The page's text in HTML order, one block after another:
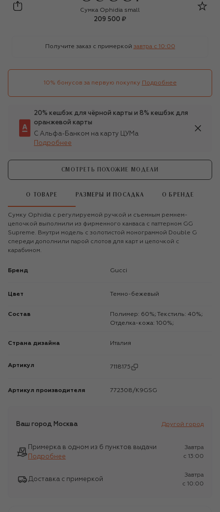
Gucci
Сумка Ophidia small
209 500 ₽
Получите заказ с примеркой завтра c 10:00
10% бонусов за первую покупку Подробнее
20% кешбэк для чёрной карты и 8% кешбэк для
оранжевой карты
С Альфа-Банком на карту ЦУМа
Подробнее
СМОТРЕТЬ ПОХОЖИЕ МОДЕЛИ
О ТОВАРЕ РАЗМЕРЫ И ПОСАДКА О БРЕНДЕ
Сумку Ophidia с регулируемой ручкой и съемным ремнем-
цепочкой выполнили из фирменного канваса с паттерном GG
Supreme. Внутри модель с золотистой монограммой Double G
спереди дополнили парой слотов для карт и цепочкой с
карабином.
Бренд Gucci
Цвет Темно-бежевый
Состав
Полимер: 60%; Текстиль: 40%;
Отделка-кожа: 100%;
Страна дизайна Италия
Артикул 7118175
Артикул производителя 772308/K9GSG
Ваш город Москва Другой город
Примерка в одном из 6 пунктов выдачи
Подробнее
Завтра
c 13:00
Доставка с примеркой
Завтра
c 10:00